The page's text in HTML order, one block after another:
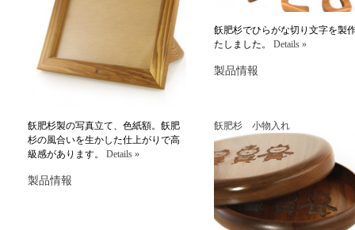
飫肥杉でひらがな切り文字を製
たしました。 Details »
製品情報
飫肥杉製の写真立て、色紙額。飫肥
杉の風合いを生かした仕上がりで高
級感があります。 Details »
製品情報
飫肥杉 小物入れ